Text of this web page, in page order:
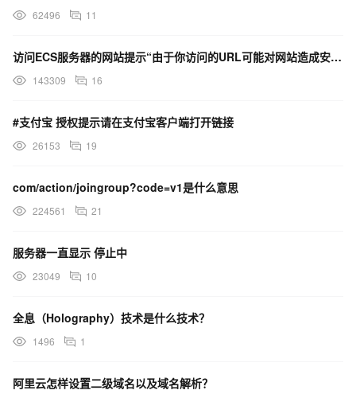
62496 11
访问ECS服务器的网站提示“由于你访问的URL可能对网站造成安全威胁，您的访问被阻断”，这是什么原因？
143309 16
#支付宝 授权提示请在支付宝客户端打开链接
26153 19
com/action/joingroup?code=v1是什么意思
224561 21
服务器一直显示 停止中
23049 10
全息（Holography）技术是什么技术？
1496 1
阿里云怎样设置二级域名以及域名解析？